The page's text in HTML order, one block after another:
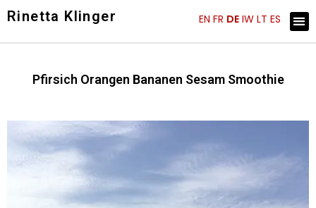
Skip
to
content
Rinetta Klinger
Pfirsich Orangen Bananen Sesam Smoothie
EN FR DE IW LT ES